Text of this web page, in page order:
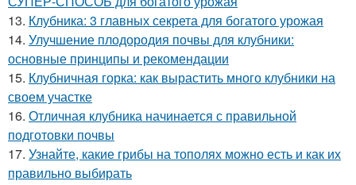
13. Клубника: 3 главных секрета для богатого урожая
14. Улучшение плодородия почвы для клубники:
основные принципы и рекомендации
15. Клубничная горка: как вырастить много клубники на
своем участке
16. Отличная клубника начинается с правильной
подготовки почвы
17. Узнайте, какие грибы на тополях можно есть и как их
правильно выбирать